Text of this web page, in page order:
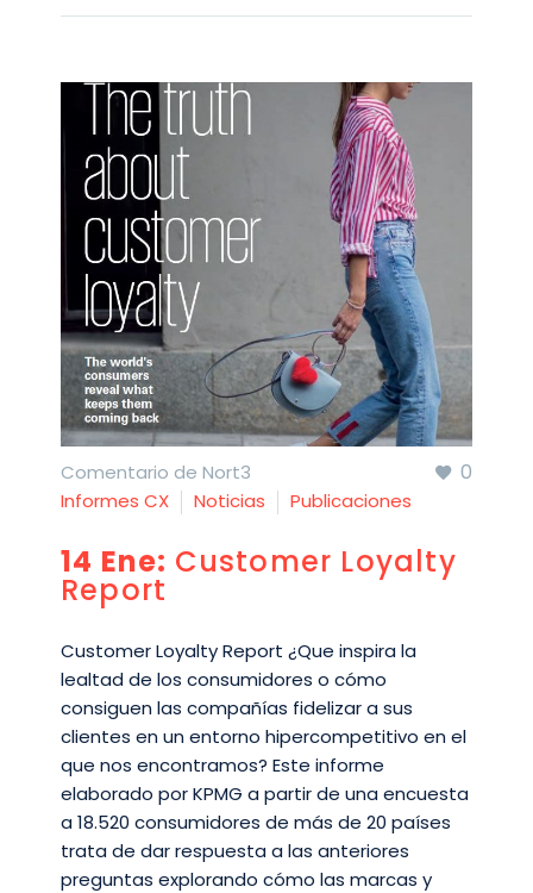
0
Comentario de Nort3
Informes CX
Noticias Publicaciones
14 Ene: Customer Loyalty
Report
Customer Loyalty Report ¿Que inspira la
lealtad de los consumidores o cómo
consiguen las compañías fidelizar a sus
clientes en un entorno hipercompetitivo en el
que nos encontramos? Este informe
elaborado por KPMG a partir de una encuesta
a 18.520 consumidores de más de 20 países
trata de dar respuesta a las anteriores
preguntas explorando cómo las marcas y